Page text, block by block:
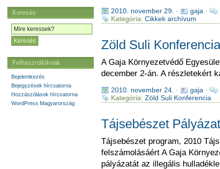
2010. november 29. · gaja ·
Kategória: Cikkek archívum
Zöld Suli
A Gaja Környezetvédő
december 2-án. A részletekért
2010. november 24. · gaja ·
Kategória: Zöld Suli Konferencia
Tájsebészet Pályázat
Tájsebészet program, 2010
felszámolásáért A Gaja
pályázatát az illegális
Keresés
Felhasználóknak
Bejelentkezés
Bejegyzések hírcsatorna
Hozzászólások hírcsatorna
WordPress Magyarország